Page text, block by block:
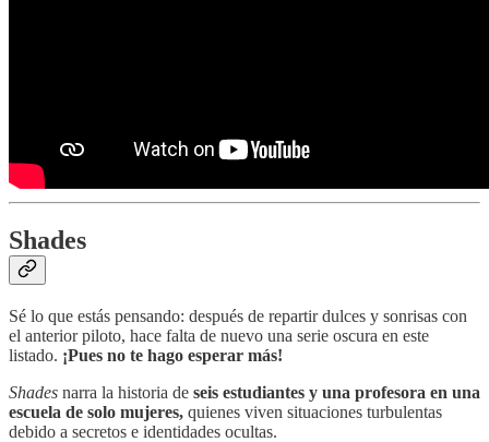
Shades
Sé lo que estás pensando: después de repartir dulces y sonrisas con
el anterior piloto, hace falta de nuevo una serie oscura en este
listado. ¡Pues no te hago esperar más!
Shades narra la historia de seis estudiantes y una profesora en una
escuela de solo mujeres, quienes viven situaciones turbulentas
debido a secretos e identidades ocultas.